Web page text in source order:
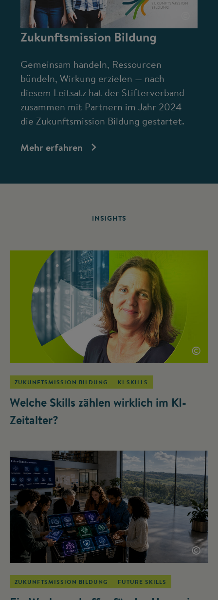
Zukunftsmission Bildung
Gemeinsam handeln, Ressourcen
bündeln, Wirkung erzielen — nach
diesem Leitsatz hat der Stifterverband
zusammen mit Partnern im Jahr 2024
die Zukunftsmission Bildung gestartet.
Mehr erfahren
INSIGHTS
©
ZUKUNFTSMISSION BILDUNG KI SKILLS
Welche Skills zählen wirklich im KI-
Zeitalter?
©
ZUKUNFTSMISSION BILDUNG FUTURE SKILLS